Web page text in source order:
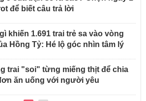
để biết câu trả lời
khiến 1.691 trai trẻ sa vào vòng
Hồng Tỷ: Hé lộ góc nhìn tâm lý
trai "soi" từng miếng thịt để chia
ăn uống với người yêu